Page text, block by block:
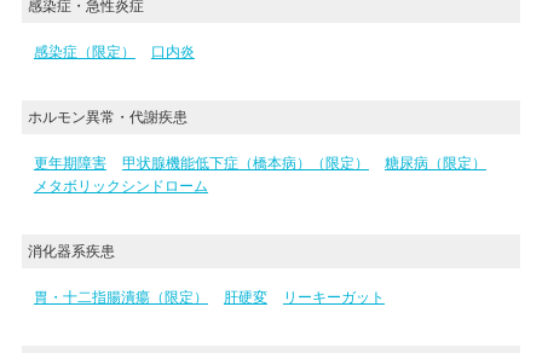
感染症・急性炎症
感染症（限定） 口内炎
ホルモン異常・代謝疾患
更年期障害 甲状腺機能低下症（橋本病）（限定）
糖尿病（限定）
メタボリックシンドローム
消化器系疾患
胃・十二指腸潰瘍（限定） 肝硬変 リーキーガット